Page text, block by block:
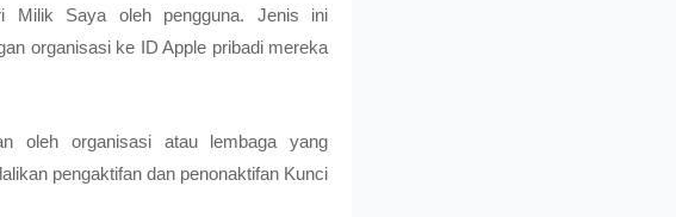
Milik Saya oleh pengguna. Jenis ini
organisasi ke ID Apple pribadi mereka
oleh organisasi atau lembaga yang
pengaktifan dan penonaktifan Kunci